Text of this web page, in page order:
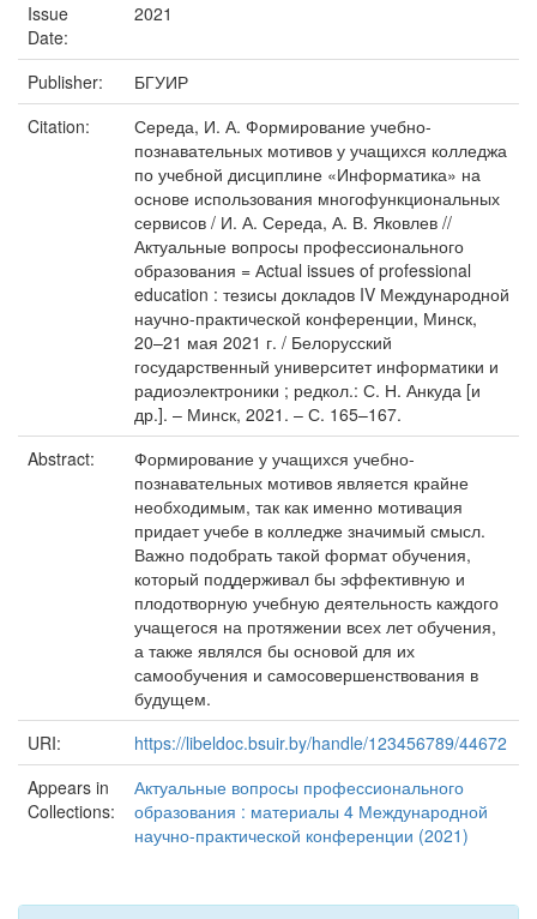
Issue
Date:
2021
Publisher:
БГУИР
Citation:
Середа, И. А. Формирование учебно-
познавательных мотивов у учащихся колледжа
по учебной дисциплине «Информатика» на
основе использования многофункциональных
сервисов / И. А. Середа, А. В. Яковлев //
Актуальные вопросы профессионального
образования = Аctual issues of professional
education : тезисы докладов IV Международной
научно-практической конференции, Минск,
20–21 мая 2021 г. / Белорусский
государственный университет информатики и
радиоэлектроники ; редкол.: С. Н. Анкуда [и
др.]. – Минск, 2021. – С. 165–167.
Abstract:
Формирование у учащихся учебно-
познавательных мотивов является крайне
необходимым, так как именно мотивация
придает учебе в колледже значимый смысл.
Важно подобрать такой формат обучения,
который поддерживал бы эффективную и
плодотворную учебную деятельность каждого
учащегося на протяжении всех лет обучения,
а также являлся бы основой для их
самообучения и самосовершенствования в
будущем.
URI:
https://libeldoc.bsuir.by/handle/123456789/44672
Appears in
Collections:
Актуальные вопросы профессионального
образования : материалы 4 Международной
научно-практической конференции (2021)